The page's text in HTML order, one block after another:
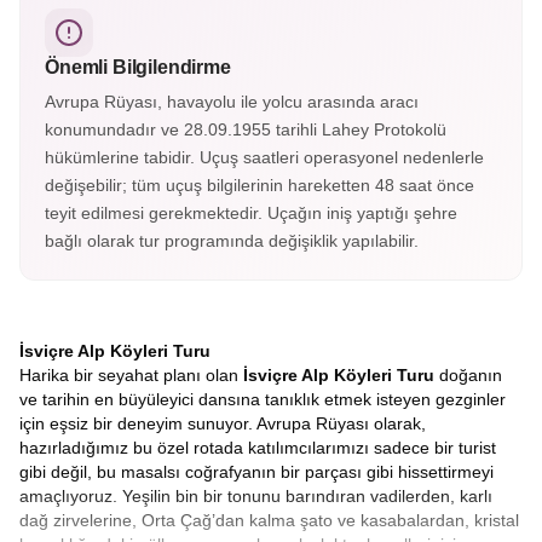
dağlarının eteklerinde yer alan köyde Heidi’nin evi, müzesi
ve eşsiz doğa manzaraları bulunur.
Önemli Bilgilendirme
Avrupa Rüyası, havayolu ile yolcu arasında aracı
konumundadır ve 28.09.1955 tarihli Lahey Protokolü
hükümlerine tabidir. Uçuş saatleri operasyonel nedenlerle
değişebilir; tüm uçuş bilgilerinin hareketten 48 saat önce
teyit edilmesi gerekmektedir. Uçağın iniş yaptığı şehre
bağlı olarak tur programında değişiklik yapılabilir.
İsviçre Alp Köyleri Turu
Harika bir seyahat planı olan İsviçre Alp Köyleri Turu doğanın
ve tarihin en büyüleyici dansına tanıklık etmek isteyen gezginler
için eşsiz bir deneyim sunuyor. Avrupa Rüyası olarak,
hazırladığımız bu özel rotada katılımcılarımızı sadece bir turist
gibi değil, bu masalsı coğrafyanın bir parçası gibi hissettirmeyi
amaçlıyoruz. Yeşilin bin bir tonunu barındıran vadilerden, karlı
dağ zirvelerine, Orta Çağ’dan kalma şato ve kasabalardan, kristal